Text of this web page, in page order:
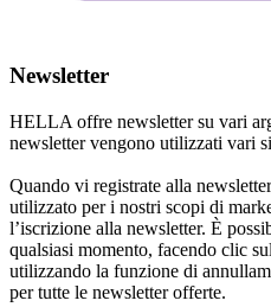
Newsletter
HELLA offre newsletter su vari
newsletter vengono utilizzati vari
Quando vi registrate alla
utilizzato per i nostri scopi di
l’iscrizione alla newsletter. È
qualsiasi momento, facendo clic
utilizzando la funzione di
per tutte le newsletter offerte.